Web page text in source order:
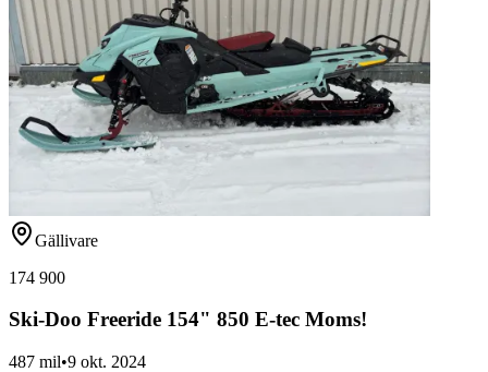
Gällivare
174 900
Ski-Doo Freeride 154" 850 E-tec Moms!
487 mil•9 okt. 2024